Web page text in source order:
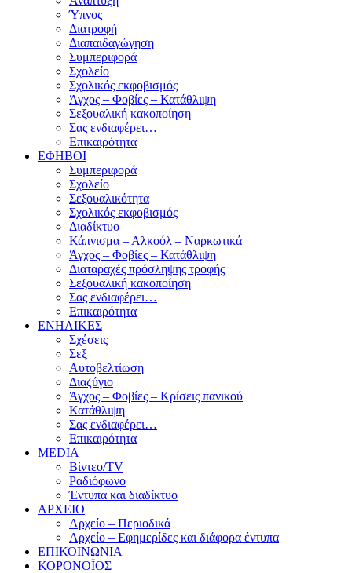
Ύπνος
Διατροφή
Διαπαιδαγώγηση
Συμπεριφορά
Σχολείο
Σχολικός εκφοβισμός
Άγχος – Φοβίες – Κατάθλιψη
Σεξουαλική κακοποίηση
Σας ενδιαφέρει…
Επικαιρότητα
ΕΦΗΒΟΙ
Συμπεριφορά
Σχολείο
Σεξουαλικότητα
Σχολικός εκφοβισμός
Διαδίκτυο
Κάπνισμα – Αλκοόλ – Ναρκωτικά
Άγχος – Φοβίες – Κατάθλιψη
Διαταραχές πρόσληψης τροφής
Σεξουαλική κακοποίηση
Σας ενδιαφέρει…
Επικαιρότητα
ΕΝΗΛΙΚΕΣ
Σχέσεις
Σεξ
Αυτοβελτίωση
Διαζύγιο
Άγχος – Φοβίες – Κρίσεις πανικού
Κατάθλιψη
Σας ενδιαφέρει…
Επικαιρότητα
MEDIA
Βίντεο/TV
Ραδιόφωνο
Έντυπα και διαδίκτυο
ΑΡΧΕΙΟ
Αρχείο – Περιοδικά
Αρχείο – Εφημερίδες και διάφορα έντυπα
ΕΠΙΚΟΙΝΩΝΙΑ
ΚΟΡΟΝΟΪΟΣ